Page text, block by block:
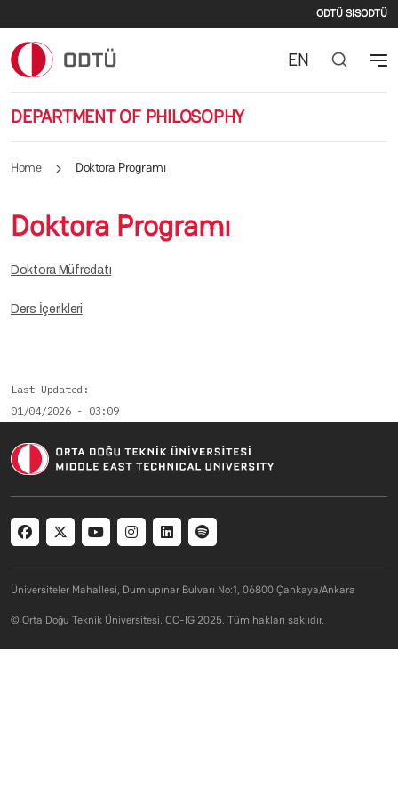
ODTÜ SISODTÜ
DEPARTMENT OF PHILOSOPHY
EN
Home Doktora Programı
Doktora Programı
Doktora Müfredatı
Ders İçerikleri
Last Updated
01/04/2026 - 03:09
Social menu
Üniversiteler Mahallesi, Dumlupınar Bulvarı No:1, 06800 Çankaya/Ankara
© Orta Doğu Teknik Üniversitesi. CC-IG 2025. Tüm hakları saklıdır.